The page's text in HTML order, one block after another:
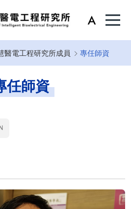
醫電工程研究所成員 專任師資
任師資